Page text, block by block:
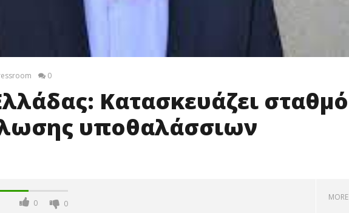
0
Κατασκευάζει σταθμό
υποθαλάσσιων
0 0
MORE